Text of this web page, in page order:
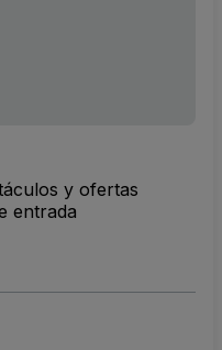
y ofertas
entrada